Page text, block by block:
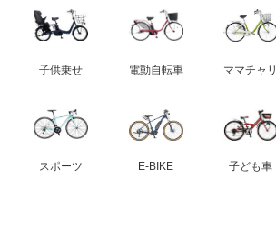
子供乗せ 電動自転車 ママチャリ
スポーツ E-BIKE 子ども車